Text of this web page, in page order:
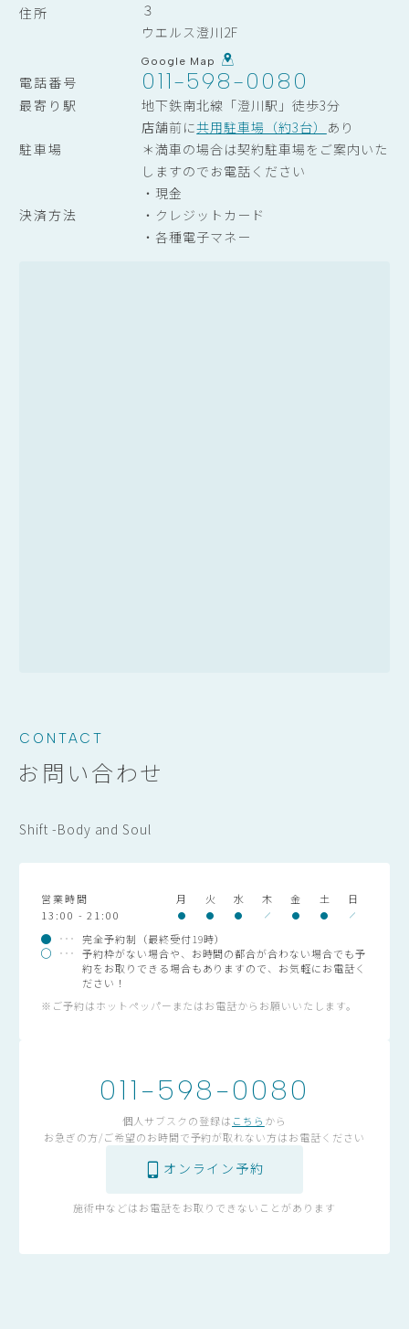
住所
３
ウエルス澄川2F
Google Map
電話番号 011-598-0080
最寄り駅 地下鉄南北線「澄川駅」徒歩3分
駐車場
店舗前に共用駐車場（約3台）
あり
＊満車の場合は契約駐車場をご案内いた
しますのでお電話ください
決済方法
・現金
・クレジットカード
・各種電子マネー
CONTACT
お問い合わせ
Shift -Body and Soul
営業時間 月 火 水 木 金 土
日
13:00 - 21:00
完全予約制（最終受付19時）
予約枠がない場合や、お時間の都合が合わない場合でも予
約をお取りできる場合もありますので、お気軽にお電話く
ださい！
※ご予約はホットペッパーまたはお電話からお願いいたします。
011-598-0080
個人サブスクの登録は こちら から
お急ぎの方/ご希望のお時間で予約が取れない方はお電話ください
オンライン予約
施術中などはお電話をお取りできないことがあります